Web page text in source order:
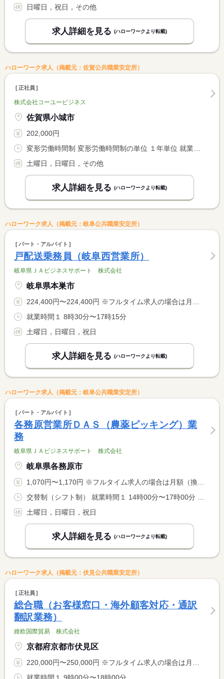
日曜日，祝日，その他
求人詳細を見る (ハローワークより転載)
ハローワーク求人（掲載元：佐賀公共職業安定所）
正社員
株式会社コーユービジネス
佐賀県小城市
202,000円
土曜日，日曜日，その他
求人詳細を見る (ハローワークより転載)
ハローワーク求人（掲載元：岐阜公共職業安定所）
パート・アルバイト
戸配送乗務員（岐阜西営業所）
岐阜県ＪＡビジネスサポート 株式会社
岐阜県本巣市
224,400円〜224,400円 ※フルタイム求人の場合は月額（換算額）、パート求人の場合は時間額を表示しています。
就業時間１ 8時30分〜17時15分
土曜日，日曜日，祝日
求人詳細を見る (ハローワークより転載)
ハローワーク求人（掲載元：岐阜公共職業安定所）
パート・アルバイト
各務原営業所ＤＡＳ（農薬ピッキング）業
務
岐阜県ＪＡビジネスサポート 株式会社
岐阜県各務原市
1,070円〜1,170円 ※フルタイム求人の場合は月額（換算額）、パート求人の場合は時間額を表示しています。
土曜日，日曜日，祝日
求人詳細を見る (ハローワークより転載)
ハローワーク求人（掲載元：伏見公共職業安定所）
正社員
総合職（お客様窓口・海外顧客対応・通訳
翻訳業務）
維欧国際貿易 株式会社
京都府京都市伏見区
220,000円〜250,000円 ※フルタイム求人の場合は月額（換算額）、パート求人の場合は時間額を表示しています。